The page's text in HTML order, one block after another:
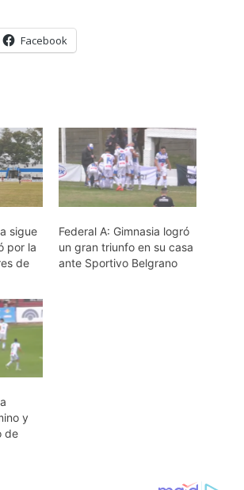
Facebook
sigue
por la
de
Federal A: Gimnasia logró
un gran triunfo en su casa
ante Sportivo Belgrano
y
de